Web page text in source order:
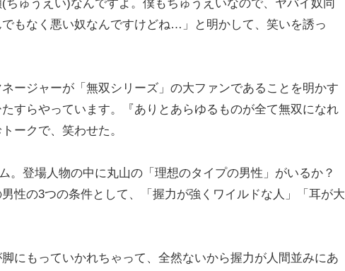
ゅうえい)なんですよ。僕もちゅうえいなので、ヤバイ奴同
もなく悪い奴なんですけどね…」と明かして、笑いを誘っ
ージャーが「無双シリーズ」の大ファンであることを明かす
すらやっています。『ありとあらゆるものが全て無双になれ
ークで、笑わせた。
。登場人物の中に丸山の「理想のタイプの男性」がいるか？
性の3つの条件として、「握力が強くワイルドな人」「耳が大
にもっていかれちゃって、全然ないから握力が人間並みにあ